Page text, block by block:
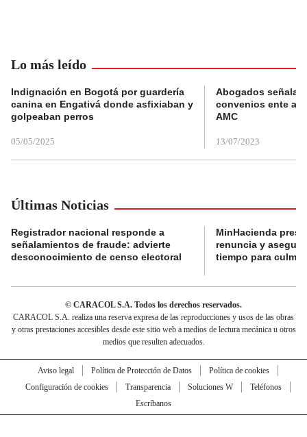
Lo más leído
Indignación en Bogotá por guardería
canina en Engativá donde asfixiaban y
golpeaban perros
05/05/2025
Abogados
convenios ente
AMC
13/07/2023
Últimas Noticias
Registrador nacional responde a
señalamientos de fraude: advierte
desconocimiento de censo electoral
MinHacienda
renuncia y
tiempo para
© CARACOL S.A. Todos los derechos reservados.
CARACOL S.A. realiza una reserva expresa de las reproducciones y usos de las obras
y otras prestaciones accesibles desde este sitio web a medios de lectura mecánica u otros
medios que resulten adecuados.
Aviso legal Política de Protección de Datos
Política de cookies
Configuración de cookies
Transparencia Soluciones W
Teléfonos
Escríbanos